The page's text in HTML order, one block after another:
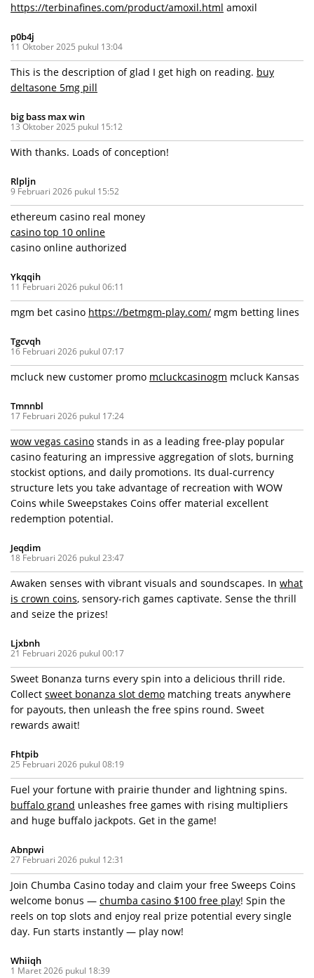
https://terbinafines.com/product/amoxil.html amoxil
p0b4j
11 Oktober 2025 pukul 13:04
This is the description of glad I get high on reading. buy
deltasone 5mg pill
big bass max win
13 Oktober 2025 pukul 15:12
With thanks. Loads of conception!
Rlpljn
9 Februari 2026 pukul 15:52
ethereum casino real money
casino top 10 online
casino online authorized
Ykqqih
11 Februari 2026 pukul 06:11
mgm bet casino https://betmgm-play.com/ mgm betting lines
Tgcvqh
16 Februari 2026 pukul 07:17
mcluck new customer promo mcluckcasinogm mcluck Kansas
Tmnnbl
17 Februari 2026 pukul 17:24
wow vegas casino stands in as a leading free-play popular
casino featuring an impressive aggregation of slots, burning
stockist options, and daily promotions. Its dual-currency
structure lets you take advantage of recreation with WOW
Coins while Sweepstakes Coins offer material excellent
redemption potential.
Jeqdim
18 Februari 2026 pukul 23:47
Awaken senses with vibrant visuals and soundscapes. In what
is crown coins, sensory-rich games captivate. Sense the thrill
and seize the prizes!
Ljxbnh
21 Februari 2026 pukul 00:17
Sweet Bonanza turns every spin into a delicious thrill ride.
Collect sweet bonanza slot demo matching treats anywhere
for payouts, then unleash the free spins round. Sweet
rewards await!
Fhtpib
25 Februari 2026 pukul 08:19
Fuel your fortune with prairie thunder and lightning spins.
buffalo grand unleashes free games with rising multipliers
and huge buffalo jackpots. Get in the game!
Abnpwi
27 Februari 2026 pukul 12:31
Join Chumba Casino today and claim your free Sweeps Coins
welcome bonus — chumba casino $100 free play! Spin the
reels on top slots and enjoy real prize potential every single
day. Fun starts instantly — play now!
Whiiqh
1 Maret 2026 pukul 18:39